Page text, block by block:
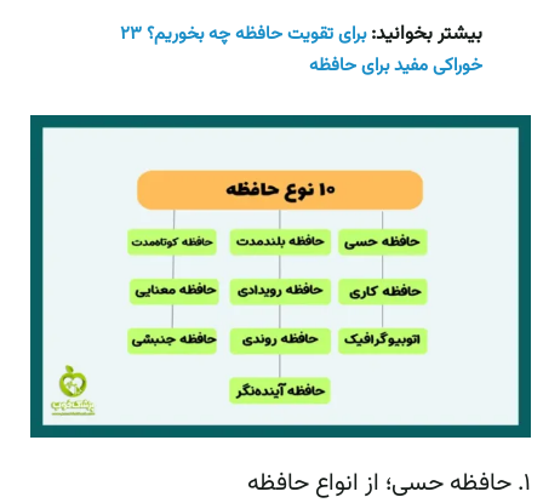
بیشتر بخوانید:
برای تقویت حافظه چه بخوریم؟ ۲۳
خوراکی مفید برای حافظه
۱. حافظه حسی؛ از انواع حافظه